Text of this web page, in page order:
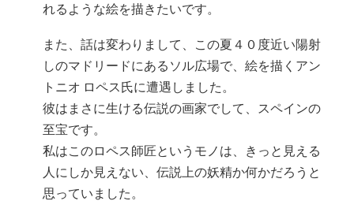
れるような絵を描きたいです。
また、話は変わりまして、この夏４０度近い陽射
しのマドリードにあるソル広場で、絵を描くアン
トニオ ロペス氏に遭遇しました。
彼はまさに生ける伝説の画家でして、スペインの
至宝です。
私はこのロペス師匠というモノは、きっと見える
人にしか見えない、伝説上の妖精か何かだろうと
思っていました。